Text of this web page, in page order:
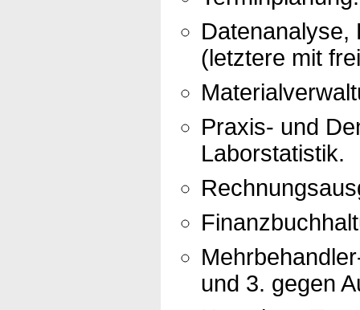
Datenanalyse,
(letztere mit
Praxis- und
Laborstatistik.
und 3. gegen